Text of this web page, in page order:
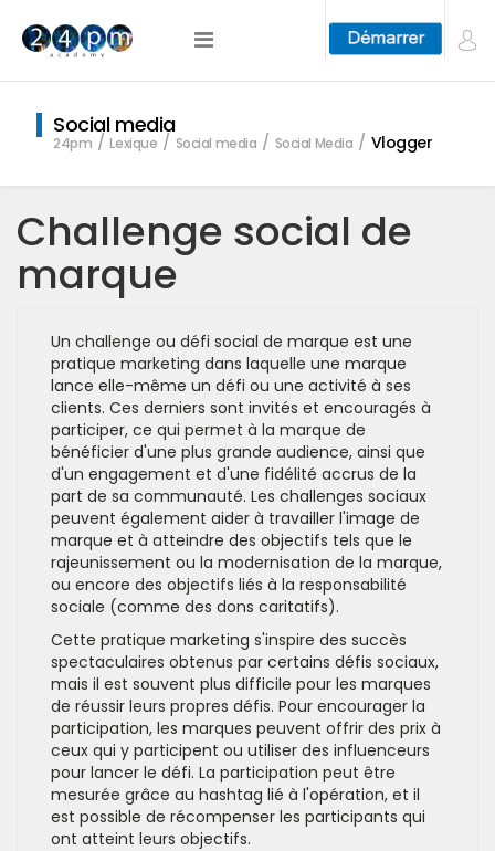
Social media
24pm Lexique Social media Social Media Vlogger
Challenge social de
marque
Un challenge ou défi social de marque est une
pratique marketing dans laquelle une marque
lance elle-même un défi ou une activité à ses
clients. Ces derniers sont invités et encouragés à
participer, ce qui permet à la marque de
bénéficier d'une plus grande audience, ainsi que
d'un engagement et d'une fidélité accrus de la
part de sa communauté. Les challenges sociaux
peuvent également aider à travailler l'image de
marque et à atteindre des objectifs tels que le
rajeunissement ou la modernisation de la marque,
ou encore des objectifs liés à la responsabilité
sociale (comme des dons caritatifs).
Cette pratique marketing s'inspire des succès
spectaculaires obtenus par certains défis sociaux,
mais il est souvent plus difficile pour les marques
de réussir leurs propres défis. Pour encourager la
participation, les marques peuvent offrir des prix à
ceux qui y participent ou utiliser des influenceurs
pour lancer le défi. La participation peut être
mesurée grâce au hashtag lié à l'opération, et il
est possible de récompenser les participants qui
ont atteint leurs objectifs.